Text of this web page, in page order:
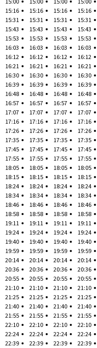
15:16
15:31
15:43
15:53
16:03
16:12
16:21
16:30
16:39
16:48
16:57
17:07
17:16
17:26
17:35
17:45
17:55
18:05
18:15
18:24
18:34
18:46
18:58
19:11
19:24
19:40
19:59
20:14
20:36
20:55
21:10
21:25
21:40
21:55
22:10
22:24
22:39
15:16
15:31
15:43
15:53
16:03
16:12
16:21
16:30
16:39
16:48
16:57
17:07
17:16
17:26
17:35
17:45
17:55
18:05
18:15
18:24
18:34
18:46
18:58
19:11
19:24
19:40
19:59
20:14
20:36
20:55
21:10
21:25
21:40
21:55
22:10
22:24
22:39
15:16
15:31
15:43
15:53
16:03
16:12
16:21
16:30
16:39
16:48
16:57
17:07
17:16
17:26
17:35
17:45
17:55
18:05
18:15
18:24
18:34
18:46
18:58
19:11
19:24
19:40
19:59
20:14
20:36
20:55
21:10
21:25
21:40
21:55
22:10
22:24
22:39
15:16
15:31
15:43
15:53
16:03
16:12
16:21
16:30
16:39
16:48
16:57
17:07
17:16
17:26
17:35
17:45
17:55
18:05
18:15
18:24
18:34
18:46
18:58
19:11
19:24
19:40
19:59
20:14
20:36
20:55
21:10
21:25
21:40
21:55
22:10
22:24
22:39